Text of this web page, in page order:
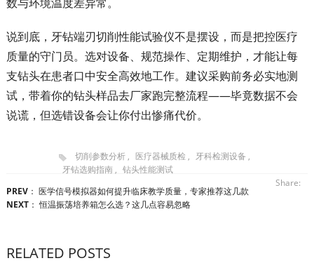
说到底，牙钻端刃切削性能试验仪不是摆设，而是把控医疗
质量的守门员。选对设备、规范操作、定期维护，才能让每
支钻头在患者口中安全高效地工作。建议采购前务必实地测
试，带着你的钻头样品去厂家跑完整流程——毕竟数据不会
说谎，但选错设备会让你付出惨痛代价。
切削参数分析 , 医疗器械质检 , 牙科检测设备 ,
牙钻选购指南 , 钻头性能测试
Share:
PREV： 医学信号模拟器如何提升临床教学质量，专家推荐这几款
NEXT：恒温振荡培养箱怎么选？这几点容易忽略
RELATED POSTS